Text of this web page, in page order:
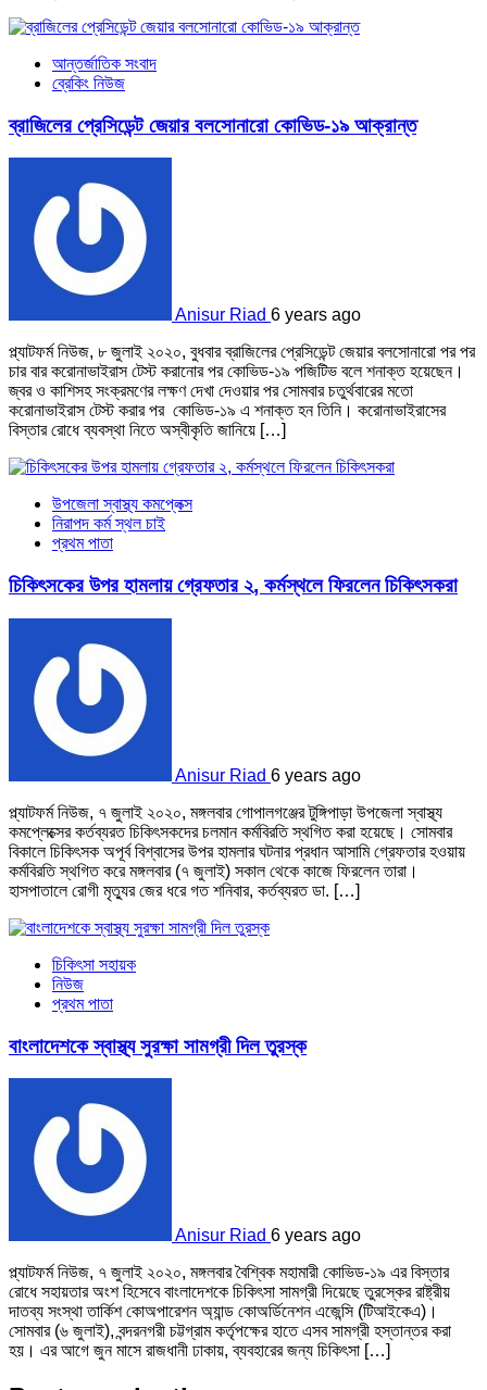
আন্তর্জাতিক সংবাদ
ব্রেকিং নিউজ
ব্রাজিলের প্রেসিডেন্ট জেয়ার বলসোনারো কোভিড-১৯ আক্রান্ত
Anisur Riad 6 years ago
প্ল্যাটফর্ম নিউজ, ৮ জুলাই ২০২০, বুধবার ব্রাজিলের প্রেসিডেন্ট জেয়ার বলসোনারো পর পর
চার বার করোনাভাইরাস টেস্ট করানোর পর কোভিড-১৯ পজিটিভ বলে শনাক্ত হয়েছেন।
জ্বর ও কাশিসহ সংক্রমণের লক্ষণ দেখা দেওয়ার পর সোমবার চতুর্থবারের মতো
করোনাভাইরাস টেস্ট করার পর কোভিড-১৯ এ শনাক্ত হন তিনি। করোনাভাইরাসের
বিস্তার রোধে ব্যবস্থা নিতে অস্বীকৃতি জানিয়ে […]
উপজেলা স্বাস্থ্য কমপ্লেক্স
নিরাপদ কর্ম স্থল চাই
প্রথম পাতা
চিকিৎসকের উপর হামলায় গ্রেফতার ২, কর্মস্থলে ফিরলেন চিকিৎসকরা
Anisur Riad 6 years ago
প্ল্যাটফর্ম নিউজ, ৭ জুলাই ২০২০, মঙ্গলবার গোপালগঞ্জের টুঙ্গিপাড়া উপজেলা স্বাস্থ্য
কমপ্লেক্সের কর্তব্যরত চিকিৎসকদের চলমান কর্মবিরতি স্থগিত করা হয়েছে। সোমবার
বিকালে চিকিৎসক অপূর্ব বিশ্বাসের উপর হামলার ঘটনার প্রধান আসামি গ্রেফতার হওয়ায়
কর্মবিরতি স্থগিত করে মঙ্গলবার (৭ জুলাই) সকাল থেকে কাজে ফিরলেন তারা।
হাসপাতালে রোগী মৃত্যুর জের ধরে গত শনিবার, কর্তব্যরত ডা. […]
চিকিৎসা সহায়ক
নিউজ
প্রথম পাতা
বাংলাদেশকে স্বাস্থ্য সুরক্ষা সামগ্রী দিল তুরস্ক
Anisur Riad 6 years ago
প্ল্যাটফর্ম নিউজ, ৭ জুলাই ২০২০, মঙ্গলবার বৈশ্বিক মহামারী কোভিড-১৯ এর বিস্তার
রোধে সহায়তার অংশ হিসেবে বাংলাদেশকে চিকিৎসা সামগ্রী দিয়েছে তুরস্কের রাষ্ট্রীয়
দাতব্য সংস্থা তার্কিশ কোঅপারেশন অ্যান্ড কোঅর্ডিনেশন এজেন্সি (টিআইকেএ)।
সোমবার (৬ জুলাই), বন্দরনগরী চট্টগ্রাম কর্তৃপক্ষের হাতে এসব সামগ্রী হস্তান্তর করা
হয়। এর আগে জুন মাসে রাজধানী ঢাকায়, ব্যবহারের জন্য চিকিৎসা […]